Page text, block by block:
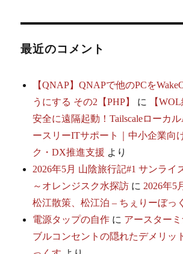
ョ
ン
最近のコメント
【QNAP】QNAPで他のPCを
うにする その2【PHP】
に
【
安全に遠隔起動！Tailscaleローカ
ースリーITサポート｜中小企業向
ク・DX推進支援 より
2026年5月 山陰旅行記#1 サンライ
～オレンジスク水探訪 に 2026年5
松江散策、松江泊 – ちぇりーぼっ
電源タップの自作 に アースター
ブルコンセントの隠れたデメリッ